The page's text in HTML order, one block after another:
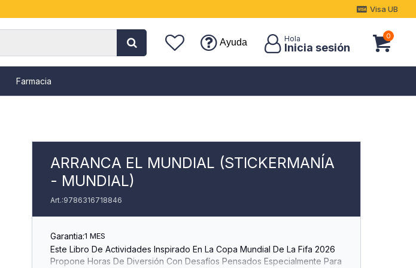
Farmacia
Ayuda
0
Visa UB
ARRANCA EL MUNDIAL (STICKERMANÍA
- MUNDIAL)
9786316718846
Garantia:1 MES
Este Libro De Actividades Inspirado En La Copa Mundial De La Fifa 2026
Propone Horas De Diversión Con Desafíos Pensados Especialmente Para